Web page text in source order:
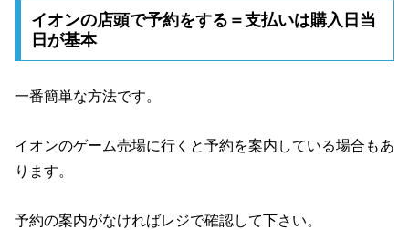
イオンの店頭で予約をする＝支払いは購入日当
日が基本
一番簡単な方法です。
イオンのゲーム売場に行くと予約を案内している場合もあ
ります。
予約の案内がなければレジで確認して下さい。